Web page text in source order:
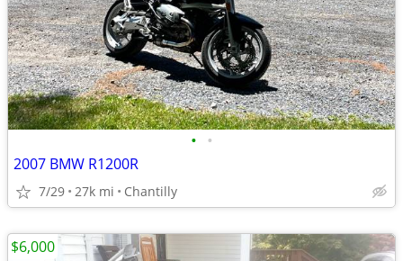
• •
2007 BMW R1200R
7/29 27k mi Chantilly
$6,000